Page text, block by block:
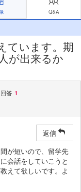
Q&A
ています。期
が出来るか
回答 1
返信
が短いので、留学先
会話をしていこうと
えて欲しいです。よ